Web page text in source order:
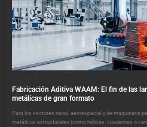
Fabricación Aditiva WAAM: El fin de las
metálicas de gran formato
Para los sectores naval, aeroespacial y de maquinaria
metálicos estructurales (como hélices, cuadernas o